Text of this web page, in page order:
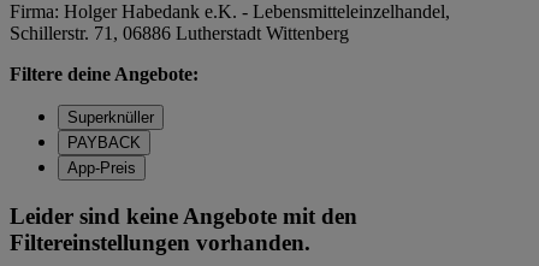
Firma: Holger Habedank e.K. - Lebensmitteleinzelhandel,
Schillerstr. 71, 06886 Lutherstadt Wittenberg
Filtere deine Angebote:
Superknüller
PAYBACK
App-Preis
Leider sind keine Angebote mit den
Filtereinstellungen vorhanden.